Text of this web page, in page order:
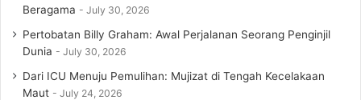
Beragama
July 30, 2026
Pertobatan Billy Graham: Awal Perjalanan Seorang Penginjil
Dunia
July 30, 2026
Dari ICU Menuju Pemulihan: Mujizat di Tengah Kecelakaan
Maut
July 24, 2026